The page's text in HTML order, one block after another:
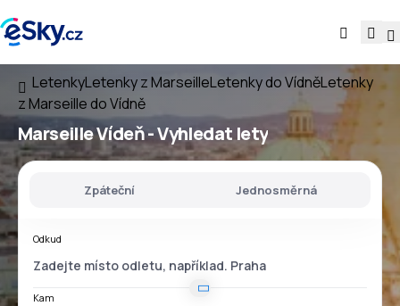
LetenkyLetenky z MarseilleLetenky do VídněLetenky
z Marseille do Vídně
Marseille Vídeň- Vyhledat lety
Zpáteční Jednosměrná
Odkud
Kam